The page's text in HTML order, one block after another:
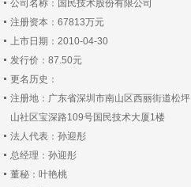
公司名称：国民技术股份有限公司
注册资本：67813万元
上市日期：2010-04-30
发行价：87.50元
更名历史：
注册地：广东省深圳市南山区西丽街道松坪
山社区宝深路109号国民技术大厦1楼
法人代表：孙迎彤
总经理：孙迎彤
董秘：叶艳桃